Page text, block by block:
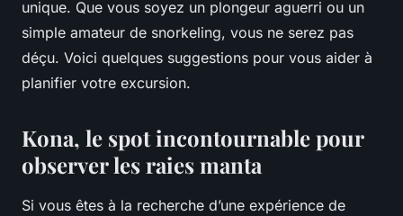
unique. Que vous soyez un plongeur aguerri ou un
simple amateur de snorkeling, vous ne serez pas
déçu. Voici quelques suggestions pour vous aider à
planifier votre excursion.
Kona, le spot incontournable pour
observer les raies manta
Si vous êtes à la recherche d’une expérience de